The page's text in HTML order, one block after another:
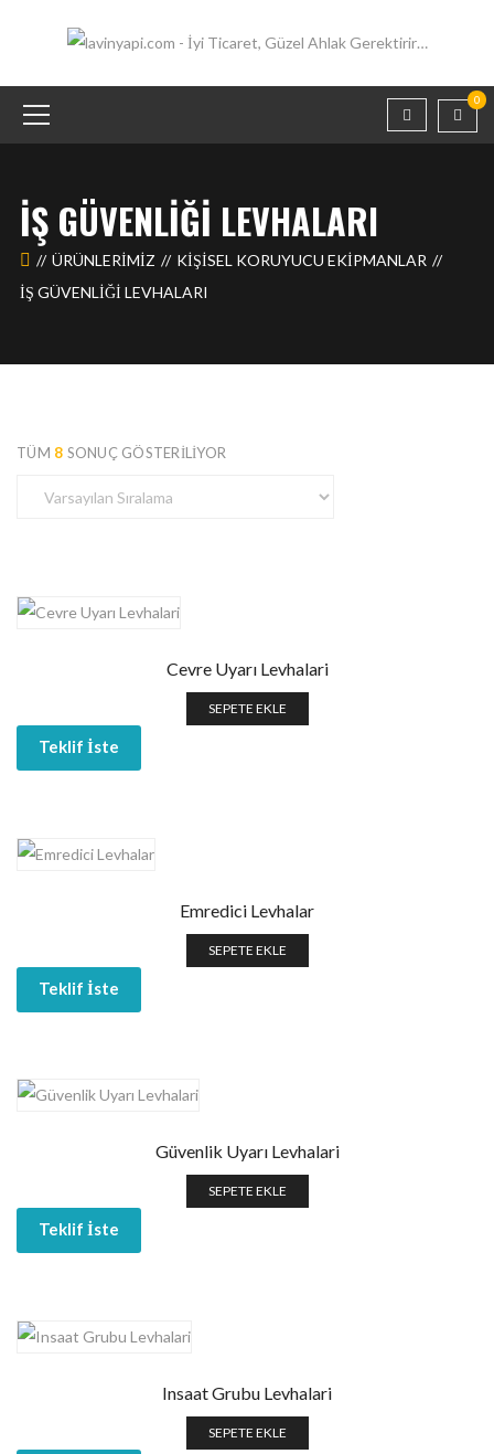
0
İŞ GÜVENLIĞI LEVHALARI
ÜRÜNLERIMIZ
KİŞİSEL KORUYUCU EKİPMANLAR
İŞ GÜVENLIĞI LEVHALARI
TÜM 8 SONUÇ GÖSTERILIYOR
Cevre Uyarı Levhalari
SEPETE EKLE
Teklif İste
Emredici Levhalar
SEPETE EKLE
Teklif İste
Güvenlik Uyarı Levhalari
SEPETE EKLE
Teklif İste
Insaat Grubu Levhalari
SEPETE EKLE